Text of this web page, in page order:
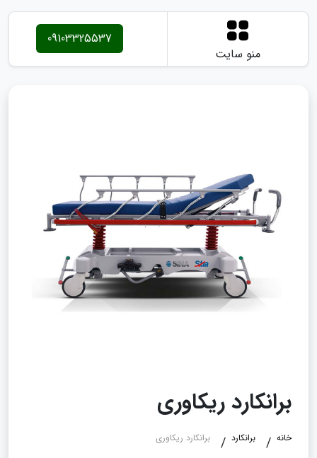
منو سایت
09103325537
برانکارد ریکاوری
خانه برانکارد برانکارد ریکاوری